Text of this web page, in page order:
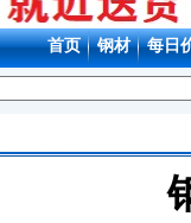
首页 钢材 每日